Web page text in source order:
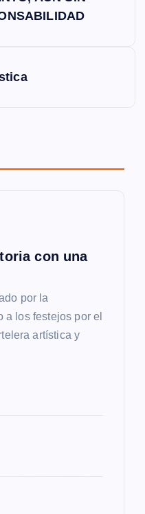
con una
por la
los festejos por el
artística y